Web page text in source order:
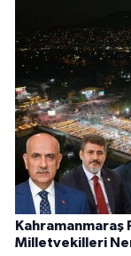
Kahramanmaraş
Milletvekilleri